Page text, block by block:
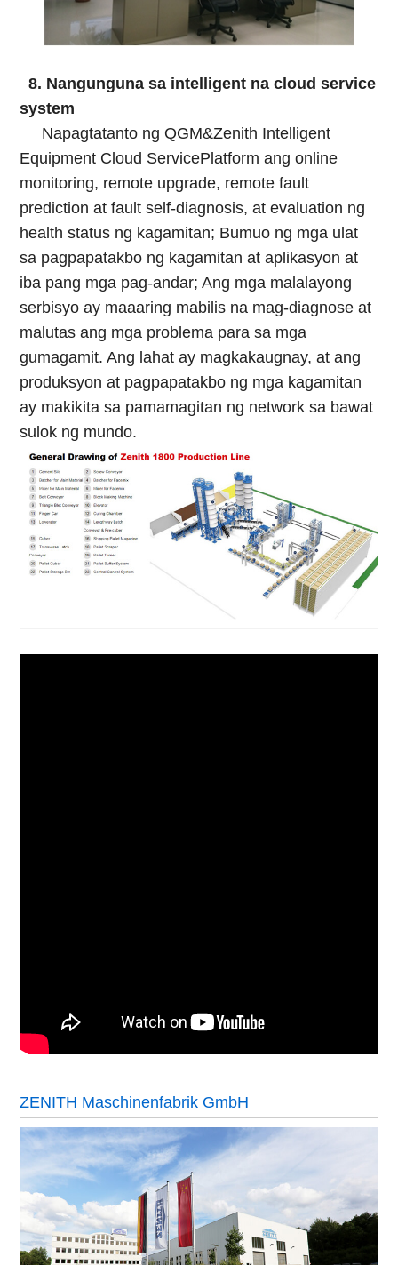
8. Nangunguna sa intelligent na cloud service
system
Napagtatanto ng QGM&Zenith Intelligent
Equipment Cloud ServicePlatform ang online
monitoring, remote upgrade, remote fault
prediction at fault self-diagnosis, at evaluation ng
health status ng kagamitan; Bumuo ng mga ulat
sa pagpapatakbo ng kagamitan at aplikasyon at
iba pang mga pag-andar; Ang mga malalayong
serbisyo ay maaaring mabilis na mag-diagnose at
malutas ang mga problema para sa mga
gumagamit. Ang lahat ay magkakaugnay, at ang
produksyon at pagpapatakbo ng mga kagamitan
ay makikita sa pamamagitan ng network sa bawat
sulok ng mundo.
ZENITH Maschinenfabrik GmbH